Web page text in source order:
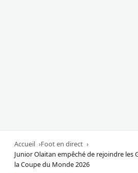
Accueil
Foot en direct
Junior Olaitan empêché de rejoindre les
la Coupe du Monde 2026